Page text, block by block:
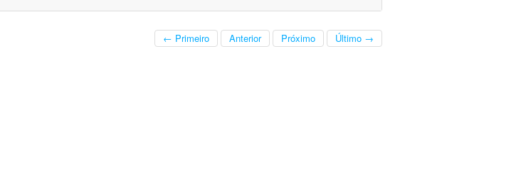
← Primeiro Anterior Próximo Último →